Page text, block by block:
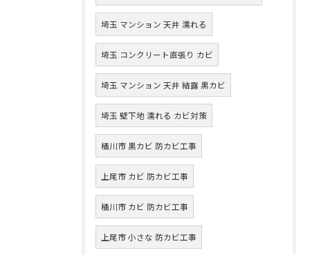
埼玉 マンション 天井 濡れる
埼玉 コンクリート直張り カビ
埼玉 マンション 天井 結露 黒カビ
埼玉 壁下地 濡れる カビ対策
桶川市 黒カビ 防カビ工事
上尾市 カビ 防カビ工事
桶川市 カビ 防カビ工事
上尾市 小さな 防カビ工事